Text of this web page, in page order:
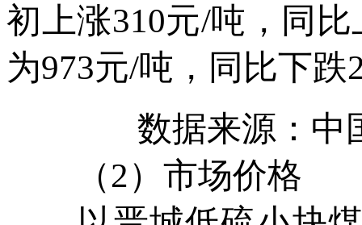
初上涨310元/吨，同
为973元/吨，同比下跌
数据来源：中
（2）市场价格